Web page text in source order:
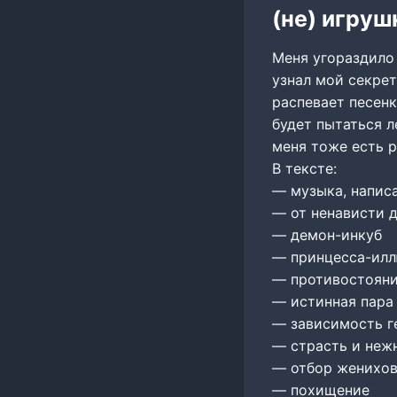
(не)
Меня
узнал мой
распевает
будет пытаться
меня тоже есть
В тексте:
— музыка,
— от ненависти
— демон-инкуб
— принцесса-
—
— истинная пара
— зависимость
— страсть и
— отбор женихов
— похищение